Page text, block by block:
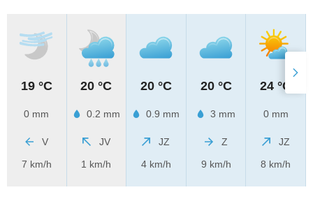
19 °C
0 mm
V
7 km/h
20 °C
0.2 mm
JV
1 km/h
20 °C
0.9 mm
JZ
4 km/h
20 °C
3 mm
Z
9 km/h
24 °C
0 mm
JZ
8 km/h